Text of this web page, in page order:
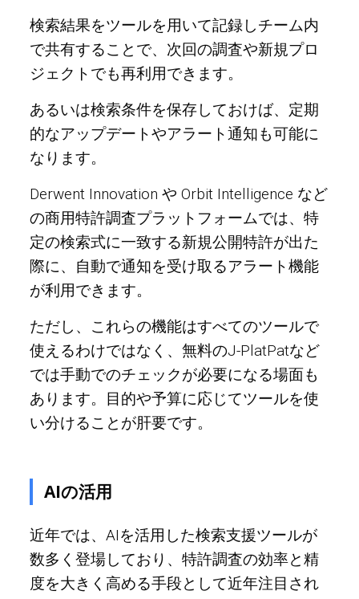
検索結果をツールを用いて記録しチーム内
で共有することで、次回の調査や新規プロ
ジェクトでも再利用できます。
あるいは検索条件を保存しておけば、定期
的なアップデートやアラート通知も可能に
なります。
Derwent Innovation や Orbit Intelligence など
の商用特許調査プラットフォームでは、特
定の検索式に一致する新規公開特許が出た
際に、自動で通知を受け取るアラート機能
が利用できます。
ただし、これらの機能はすべてのツールで
使えるわけではなく、無料のJ-PlatPatなど
では手動でのチェックが必要になる場面も
あります。目的や予算に応じてツールを使
い分けることが肝要です。
AIの活用
近年では、AIを活用した検索支援ツールが
数多く登場しており、特許調査の効率と精
度を大きく高める手段として近年注目され